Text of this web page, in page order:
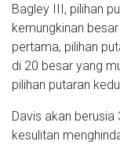
Bagley III, pilihan
kemungkinan
pertama, pilihan
di 20 besar yang
pilihan putaran
Davis akan berusia
kesulitan